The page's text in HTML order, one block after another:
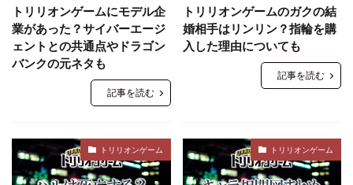
トリリオンゲームにモデル企
業があった？サイバーエージ
ェントとの共通点やドラゴン
バンクの元ネタも
記事を読む
トリリオンゲームのガクの結
婚相手はリンリン？指輪を購
入した理由についても
記事を読む
トリリオンゲーム トリリオンゲーム